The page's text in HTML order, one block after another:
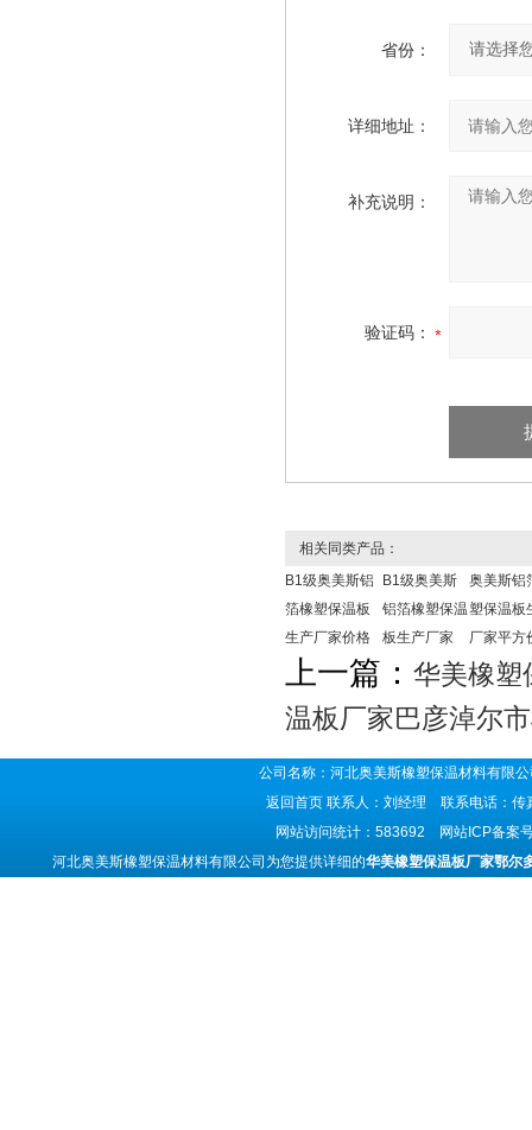
省份：
详细地址：
补充说明：
验证码：
相关同类产品：
B1级奥美斯铝
箔橡塑保温板
生产厂家价格
B1级奥美斯
铝箔橡塑保温
板生产厂家
奥美斯铝
塑保温板
厂家平方
上一篇： 华美橡塑
温板厂家巴彦淖尔
公司名称：河北奥美斯橡塑保温材料有
返回首页 联系人：刘经理 联系电话：
网站访问统计：583692 网站ICP备案
河北奥美斯橡塑保温材料有限公司为您提供详细的华美橡塑保温板厂家鄂尔